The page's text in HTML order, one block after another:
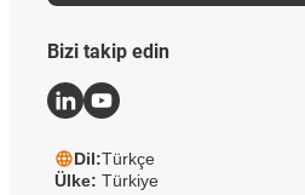
Bizi takip edin
Dil:Türkçe
Ülke: Türkiye